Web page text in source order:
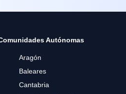
Autónomas
Aragón
Baleares
Cantabria